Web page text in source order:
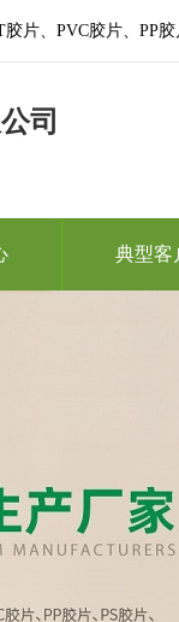
片、PVC胶片、PP
司
典型客